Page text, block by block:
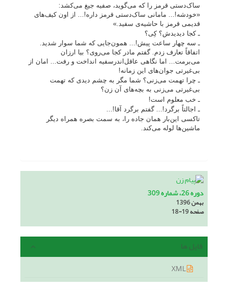
ساک‌دستی قرمز را که می‌گوید، صفیه جیغ می‌کشد:
«خودشه!... مامانی ساک‌دستی قرمز داره!... از اون کیف‌های
قدیمی قرمز با حاشیه‌ی سفید.»
ـ کجا دیدیدش؟ کِی؟
ـ سه چهار ساعت پیش!... همون‌جایی که شما سوار شدید.
اتفاقاً تعارف زدم. گفتم مادر کجا می‌روی؟ بیا ارزان
می‌برمت... اما نگاهی عاقل‌اندرسفیه انداخت و رفت... امان از
بی‌غیرتی جوان‌های این زمانه!
ـ چرا تهمت می‌زنی؟ شما مگر به چشم دیدی که تهمت
بی‌غیرتی می‌زنی به بچه‌های آن زن؟
ـ خب معلوم است!
ـ اجالتاً برگرد!... گفتم برگرد آقا!...
تاکسی این‌بار همان جاده را، به سمت بصره همراه دیگر
ماشین‌ها لوله می‌کند.
دوره 26، شماره 309
بهمن 1396
صفحه18-19
فایل ها